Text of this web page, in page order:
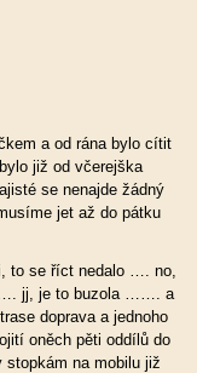
a od rána bylo cítit
již od včerejška
se nenajde žádný
jet až do pátku
to se říct nedalo …. no,
…. jj, je to buzola ……. a
doprava a jednoho
oněch pěti oddílů do
na mobilu již